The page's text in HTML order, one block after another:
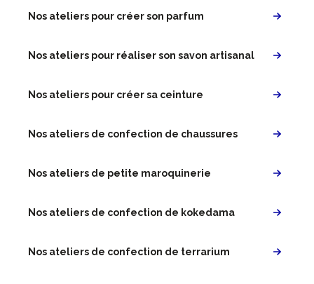
Nos ateliers pour créer son parfum
Nos ateliers pour réaliser son savon artisanal
Nos ateliers pour créer sa ceinture
Nos ateliers de confection de chaussures
Nos ateliers de petite maroquinerie
Nos ateliers de confection de kokedama
Nos ateliers de confection de terrarium